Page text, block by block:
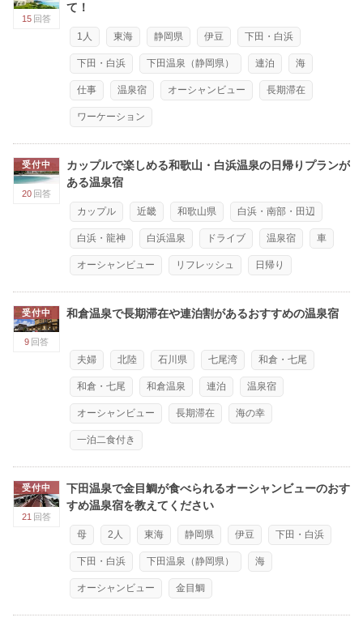
15 回答
て！
1人 東海 静岡県 伊豆 下田・白浜
下田・白浜 下田温泉（静岡県） 連泊 海
仕事 温泉宿 オーシャンビュー 長期滞在
ワーケーション
受付中
20 回答
カップルで楽しめる和歌山・白浜温泉の日帰りプランが
ある温泉宿
カップル 近畿 和歌山県 白浜・南部・田辺
白浜・龍神 白浜温泉 ドライブ 温泉宿 車
オーシャンビュー リフレッシュ 日帰り
受付中
9 回答
和倉温泉で長期滞在や連泊割があるおすすめの温泉宿
夫婦 北陸 石川県 七尾湾 和倉・七尾
和倉・七尾 和倉温泉 連泊 温泉宿
オーシャンビュー 長期滞在 海の幸
一泊二食付き
受付中
21 回答
下田温泉で金目鯛が食べられるオーシャンビューのおす
すめ温泉宿を教えてください
母 2人 東海 静岡県 伊豆 下田・白浜
下田・白浜 下田温泉（静岡県） 海
オーシャンビュー 金目鯛